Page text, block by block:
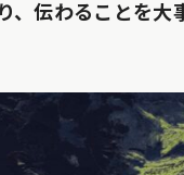
、伝わることを大